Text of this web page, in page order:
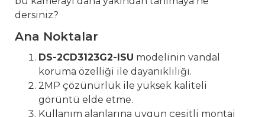
dersiniz?
Ana Noktalar
DS-2CD3123G2-ISU modelinin vandal
koruma özelliği ile dayanıklılığı.
2MP çözünürlük ile yüksek kaliteli
görüntü elde etme.
Kullanım alanlarına uygun çeşitli montaj